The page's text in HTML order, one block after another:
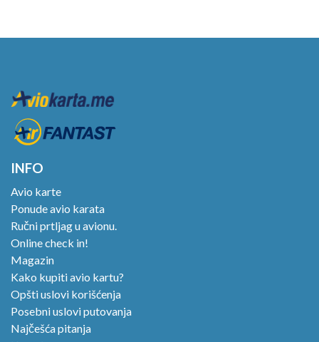
INFO
Avio karte
Ponude avio karata
Ručni prtljag u avionu.
Online check in!
Magazin
Kako kupiti avio kartu?
Opšti uslovi korišćenja
Posebni uslovi putovanja
Najčešća pitanja